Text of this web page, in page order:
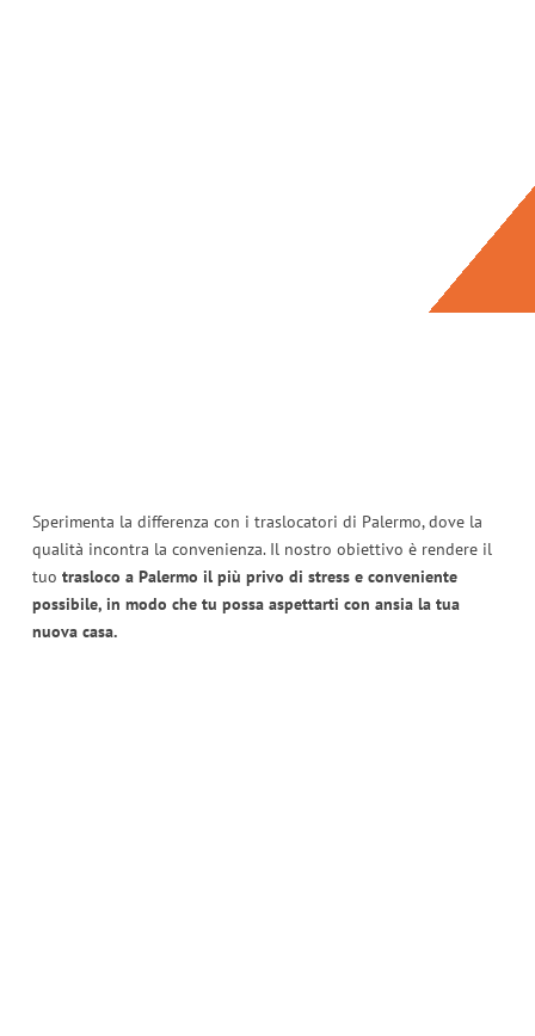
Sperimenta la differenza con i traslocatori di Palermo, dove la
qualità incontra la convenienza. Il nostro obiettivo è rendere il
tuo trasloco a Palermo il più privo di stress e conveniente
possibile, in modo che tu possa aspettarti con ansia la tua
nuova casa.